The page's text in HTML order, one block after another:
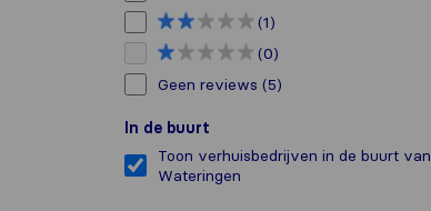
(1)
(0)
Geen reviews (5)
In de buurt
Toon verhuisbedrijven in de buurt van
Wateringen